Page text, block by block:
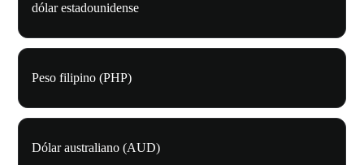
dólar estadounidense
Peso filipino (PHP)
Dólar australiano (AUD)